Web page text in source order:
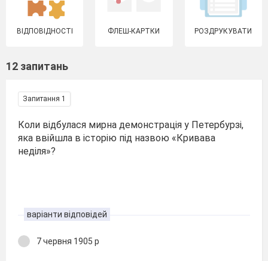
ВІДПОВІДНОСТІ ФЛЕШ-КАРТКИ РОЗДРУКУВАТИ
12 запитань
Запитання 1
Коли відбулася мирна демонстрація у Петербурзі,
яка ввійшла в історію під назвою «Кривава
неділя»?
варіанти відповідей
7 червня 1905 р